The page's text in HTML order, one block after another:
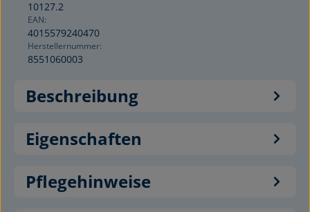
10127.2
EAN:
4015579240470
Herstellernummer:
8551060003
Beschreibung
Eigenschaften
Pflegehinweise